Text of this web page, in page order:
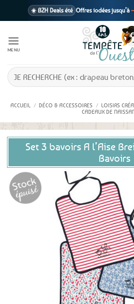
☀️ BZH Deals été Offres iodées jusqu’à
1 cadeau offertdès 39€
En point relais dès 3,95€
MENU
Recherche
pour :
ACCUEIL / DÉCO & ACCESSOIRES / LOISIRS
CADEAUX DE
Set 3 bavoirs A l’Aise
Bavoirs